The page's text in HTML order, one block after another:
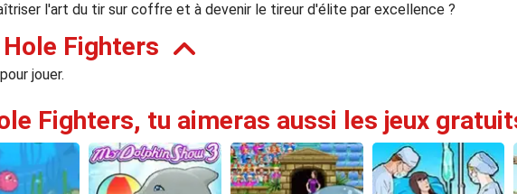
l'art du tir sur coffre et à devenir le tireur d'élite par excellence ?
Fighters
jouer.
Fighters, tu aimeras aussi les jeux